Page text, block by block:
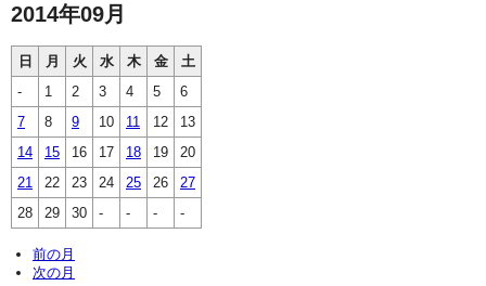
2014年09月
日 月 火 水 木 金
土
-
1 2 3 4 5
6
7
8 9 10 11 12
13
14
15 16 17 18 19
20
21
22 23 24 25 26
27
28
29 30 - - - -
前の月
次の月